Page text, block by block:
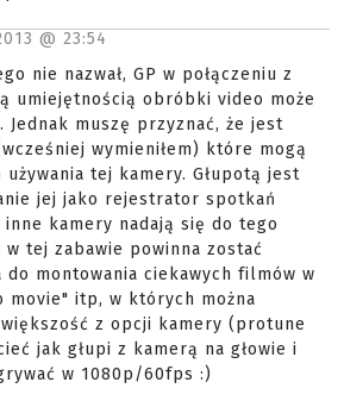
@ 23:54
nie nazwał, GP w połączeniu z
umiejętnością obróbki video może
Jednak muszę przyznać, że jest
wymieniłem) które mogą
używania tej kamery. Głupotą jest
jej jako rejestrator spotkań
kamery nadają się do tego
w tej zabawie powinna zostać
do montowania ciekawych filmów w
movie" itp, w których można
większość z opcji kamery (protune
jak głupi z kamerą na głowie i
w 1080p/60fps :)